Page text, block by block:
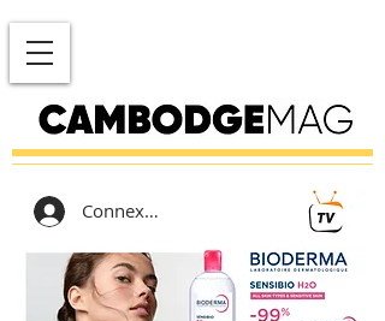
Connexion